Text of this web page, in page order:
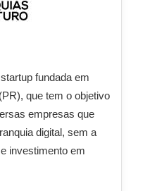
fundada em
que tem o objetivo
empresas que
digital, sem a
investimento em